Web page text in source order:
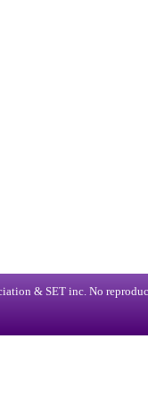
& SET inc. No